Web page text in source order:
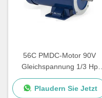
56C PMDC-Motor 90V
Gleichspannung 1/3 Hp
1750 Rpm Elektromotor IE2
Wirkungsgrad
Plaudern Sie Jetzt